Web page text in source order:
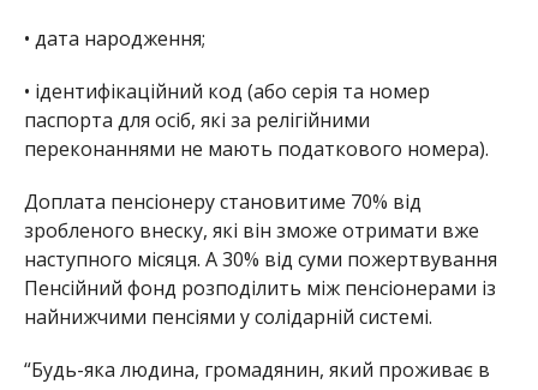
• дата народження;
• ідентифікаційний код (або серія та номер
паспорта для осіб, які за релігійними
переконаннями не мають податкового номера).
Доплата пенсіонеру становитиме 70% від
зробленого внеску, які він зможе отримати вже
наступного місяця. А 30% від суми пожертвування
Пенсійний фонд розподілить між пенсіонерами із
найнижчими пенсіями у солідарній системі.
“Будь-яка людина, громадянин, який проживає в